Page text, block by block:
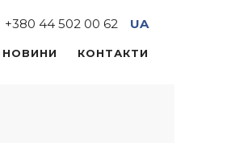
+380 44 502 00 62 UA
НОВИНИ КОНТАКТИ